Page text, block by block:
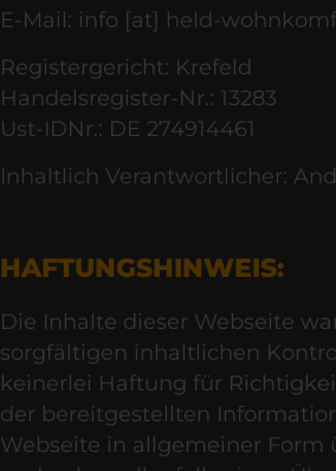
E-Mail: info [at] held-
Registergericht: Krefeld
Handelsregister-Nr.: 13283
Ust-IDNr.: DE 274914461
Inhaltlich Verantwortlicher:
HAFTUNGSHINWEIS:
Die Inhalte dieser Webseite
sorgfältigen inhaltlichen
keinerlei Haftung für
der bereitgestellten
Webseite in allgemeiner Form